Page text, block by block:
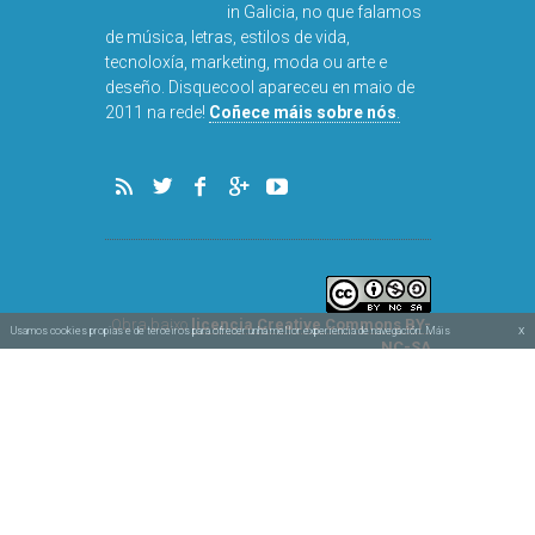
in Galicia, no que falamos
de música, letras, estilos de vida,
tecnoloxía, marketing, moda ou arte e
deseño. Disquecool apareceu en maio de
2011 na rede! Coñece máis sobre nós
Obra baixo licencia Creative Commons BY-
NC-SA
Usamos cookies propias e de terceiros para ofrecer unha mellor experiencia de navegación. Máis x